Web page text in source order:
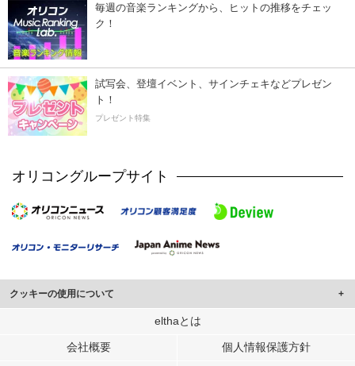
毎週の音楽ランキングから、ヒットの推移をチェッ
ク！
試写会、登壇イベント、サインチェキなどプレゼン
ト！
プレゼント特集
オリコングループサイト
クッキーの使用について
このサイトでは Cookie を使用して、ユーザーに合わせたコンテンツや広告の
行っています。
elthaとは
会社概要 個人情報保護方針